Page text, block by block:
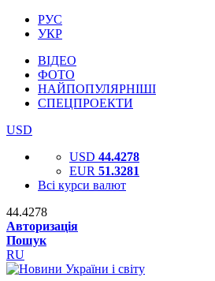
РУС
УКР
ВІДЕО
ФОТО
НАЙПОПУЛЯРНІШІ
СПЕЦПРОЕКТИ
USD
USD 44.4278
EUR 51.3281
Всі курси валют
44.4278
Авторизація
Пошук
RU